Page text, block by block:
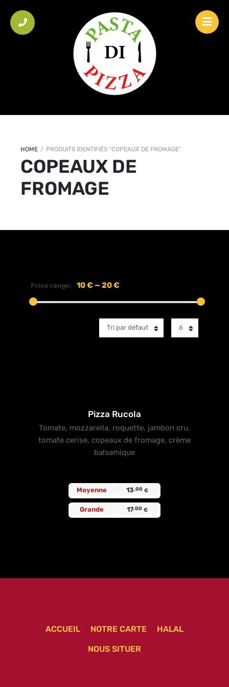
HOME / PRODUITS IDENTIFIÉS “COPEAUX DE FROMAGE”
COPEAUX DE
FROMAGE
Price range: 10 € —20 €
6
Tri par défaut
Pizza Rucola
Tomate, mozzarella, roquette, jambon cru,
tomate cerise, copeaux de fromage, crème
balsamique
Moyenne 13,00 €
Grande 17,00 €
ACCUEIL NOTRE CARTE HALAL
NOUS SITUER